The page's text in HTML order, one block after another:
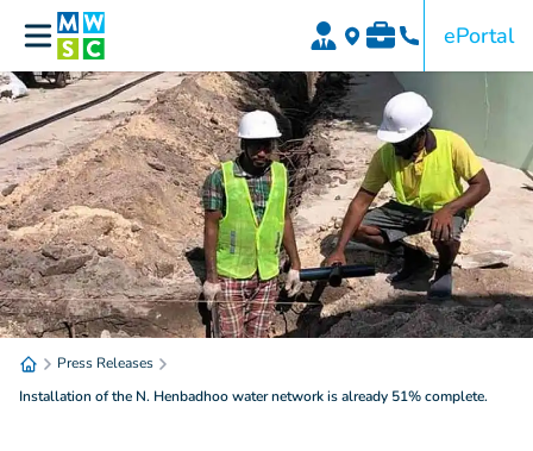
ePortal
Press Releases
Installation of the N. Henbadhoo water network is already 51% complete.